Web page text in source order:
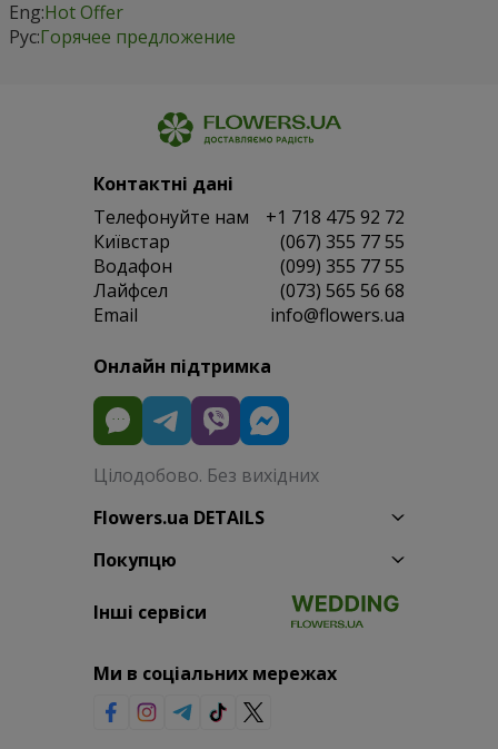
Eng:Hot Offer
Рус:Горячее предложение
Контактні дані
Телефонуйте нам
+1 718 475 92 72
Київстар
(067) 355 77 55
Водафон
(099) 355 77 55
Лайфсел
(073) 565 56 68
Email
info@flowers.ua
Онлайн підтримка
Цілодобово. Без вихідних
Flowers.ua DETAILS
Покупцю
Інші сервіси
Ми в соціальних мережах